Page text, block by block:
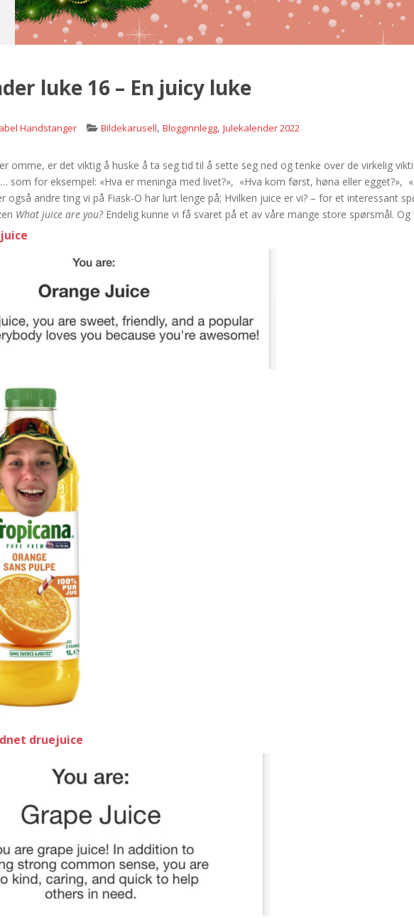
luke 16 – En juicy luke
Handstanger Bildekarusell, Blogginnlegg, Julekalender 2022
omme, er det viktig å huske å ta seg tid til å sette seg ned og tenke over de virkelig
som for eksempel: «Hva er meninga med livet?», «Hva kom først, høna eller egget?»,
også andre ting vi på Fiask-O har lurt lenge på; Hvilken juice er vi? – for et interessant
What juice are you?Endelig kunne vi få svaret på et av våre mange store spørsmål.
druejuice